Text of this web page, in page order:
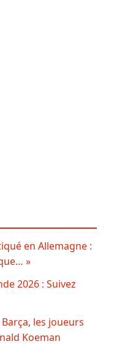
en Allemagne :
»
2026 : Suivez
les joueurs
Koeman